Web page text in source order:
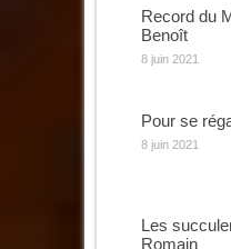
Record du
Benoît
8 juin 2021
Pour se
8 juin 2021
Les
Romain